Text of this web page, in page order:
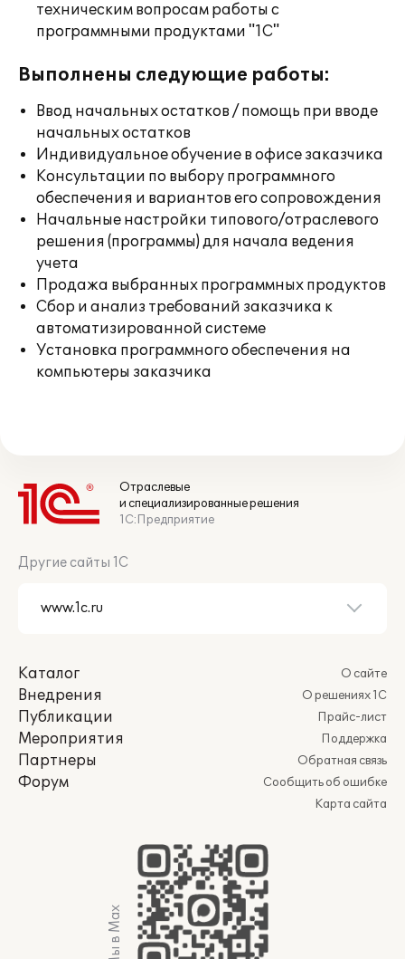
техническим вопросам работы с
программными продуктами "1С"
Выполнены следующие работы:
Ввод начальных остатков / помощь при вводе
начальных остатков
Индивидуальное обучение в офисе заказчика
Консультации по выбору программного
обеспечения и вариантов его сопровождения
Начальные настройки типового/отраслевого
решения (программы) для начала ведения
учета
Продажа выбранных программных продуктов
Сбор и анализ требований заказчика к
автоматизированной системе
Установка программного обеспечения на
компьютеры заказчика
Отраслевые
и специализированные решения
1С:Предприятие
Другие сайты 1С
Каталог
Внедрения
Публикации
Мероприятия
Партнеры
Форум
О сайте
О решениях 1С
Прайс-лист
Поддержка
Обратная связь
Сообщить об ошибке
Карта сайта
Мы в Max